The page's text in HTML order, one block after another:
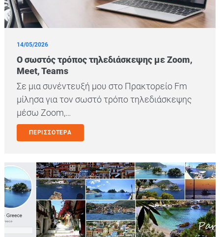
14/05/2026
O σωστός τρόπος τηλεδιάσκεψης με Zoom,
Meet, Teams
Σε μια συνέντευξή μου στο Πρακτορείο Fm
μίλησα για τον σωστό τρόπο τηλεδιάσκεψης
μέσω Zoom,…
ΠΕΡΙΣΣΟΤΕΡΑ